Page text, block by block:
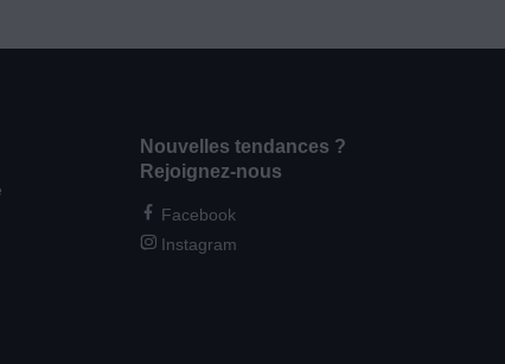
Nouvelles tendances ?
Rejoignez-nous
Facebook
Instagram